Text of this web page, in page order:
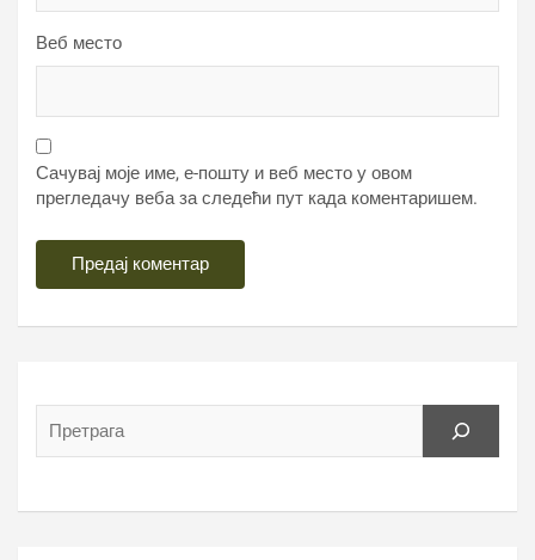
Веб место
Сачувај моје име, е-пошту и веб место у овом
прегледачу веба за следећи пут када коментаришем.